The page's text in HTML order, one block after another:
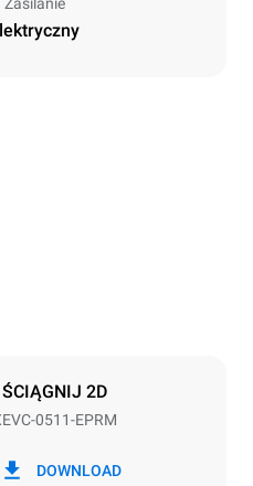
ŚCIĄGNIJ 2D
0511-EPRM
DOWNLOAD